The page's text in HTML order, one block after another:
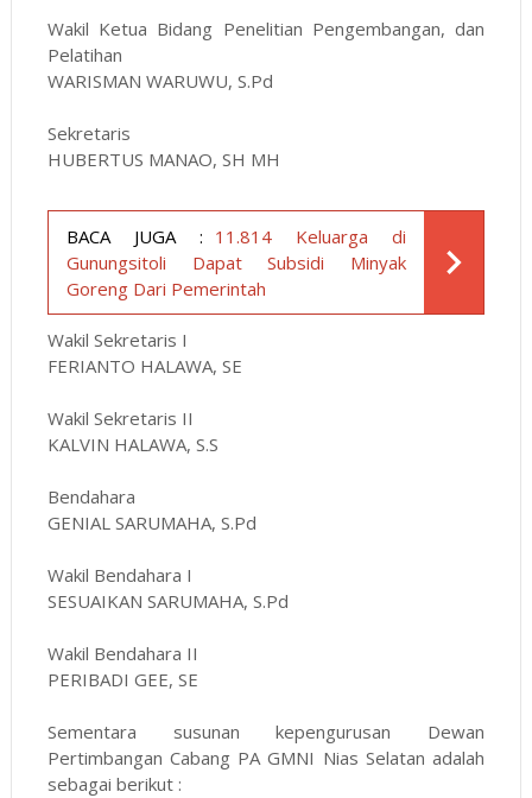
Wakil Ketua Bidang Penelitian Pengembangan, dan
Pelatihan
WARISMAN WARUWU, S.Pd
Sekretaris
HUBERTUS MANAO, SH MH
BACA JUGA : 11.814 Keluarga di
Gunungsitoli Dapat Subsidi Minyak
Goreng Dari Pemerintah
Wakil Sekretaris I
FERIANTO HALAWA, SE
Wakil Sekretaris II
KALVIN HALAWA, S.S
Bendahara
GENIAL SARUMAHA, S.Pd
Wakil Bendahara I
SESUAIKAN SARUMAHA, S.Pd
Wakil Bendahara II
PERIBADI GEE, SE
Sementara susunan kepengurusan Dewan
Pertimbangan Cabang PA GMNI Nias Selatan adalah
sebagai berikut :